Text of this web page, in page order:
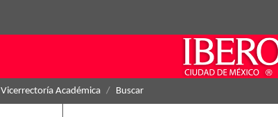
Vicerrectoría Académica Buscar